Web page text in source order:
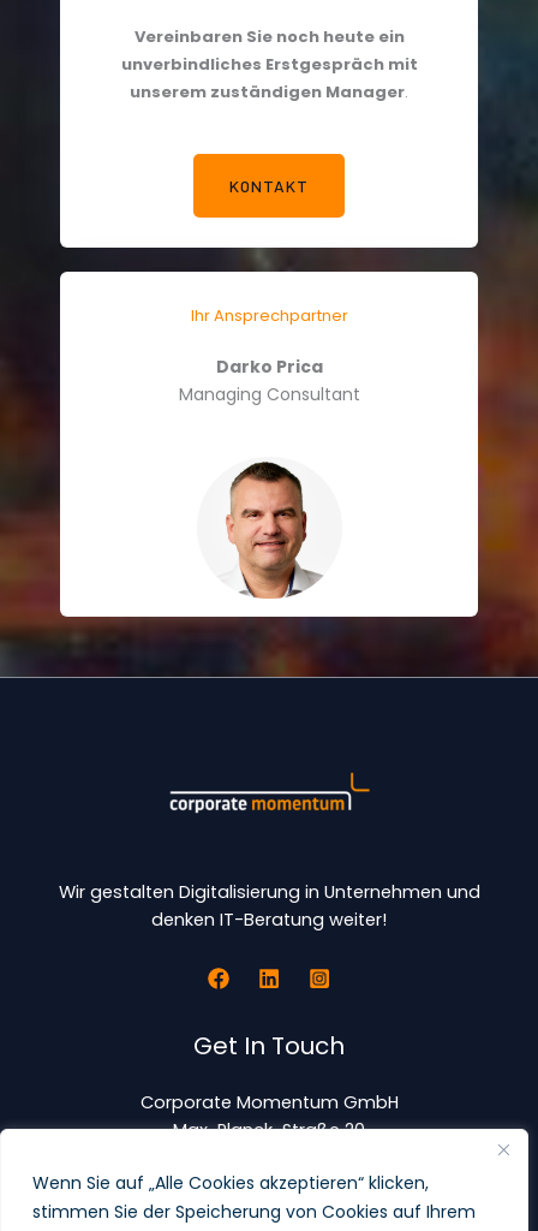
Wenn Sie auf „Alle Cookies akzeptieren“ klicken,
stimmen Sie der Speicherung von Cookies auf Ihrem
Vereinbaren Sie noch heute ein
unverbindliches Erstgespräch mit
unserem zuständigen Manager.
KONTAKT
Ihr Ansprechpartner
Darko Prica
Managing Consultant
Wir gestalten Digitalisierung in Unternehmen und
denken IT-Beratung weiter!
Get In Touch
Corporate Momentum GmbH
Max-Planck-Straße 20
+49 6103 83943 0